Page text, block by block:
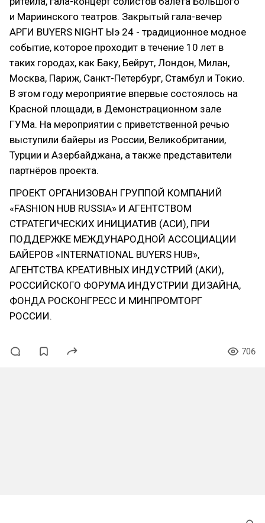
и Мариинского театров. Закрытый гала-вечер
АРГИ BUYERS NIGHT Ыэ 24 - традиционное модное
событие, которое проходит в течение 10 лет в
таких городах, как Баку, Бейрут, Лондон, Милан,
Москва, Париж, Санкт-Петербург, Стамбул и Токио.
В этом году мероприятие впервые состоялось на
Красной площади, в Демонстрационном зале
ГУМа. На мероприятии с приветственной речью
выступили байеры из России, Великобритании,
Турции и Азербайджана, а также представители
партнёров проекта.
ПРОЕКТ ОРГАНИЗОВАН ГРУППОЙ КОМПАНИЙ
«FASHION HUB RUSSIA» И АГЕНТСТВОМ
СТРАТЕГИЧЕСКИХ ИНИЦИАТИВ (АСИ), ПРИ
ПОДДЕРЖКЕ МЕЖДУНАРОДНОЙ АССОЦИАЦИИ
БАЙЕРОВ «INTERNATIONAL BUYERS HUB»,
АГЕНТСТВА КРЕАТИВНЫХ ИНДУСТРИЙ (АКИ),
РОССИЙСКОГО ФОРУМА ИНДУСТРИИ ДИЗАЙНА,
ФОНДА РОСКОНГРЕСС И МИНПРОМТОРГ
РОССИИ.
706